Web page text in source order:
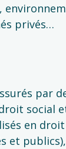
privés…
par
social
en
et